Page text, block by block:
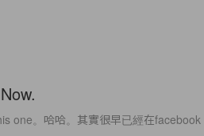
one。哈哈。其實很早已經在facebook